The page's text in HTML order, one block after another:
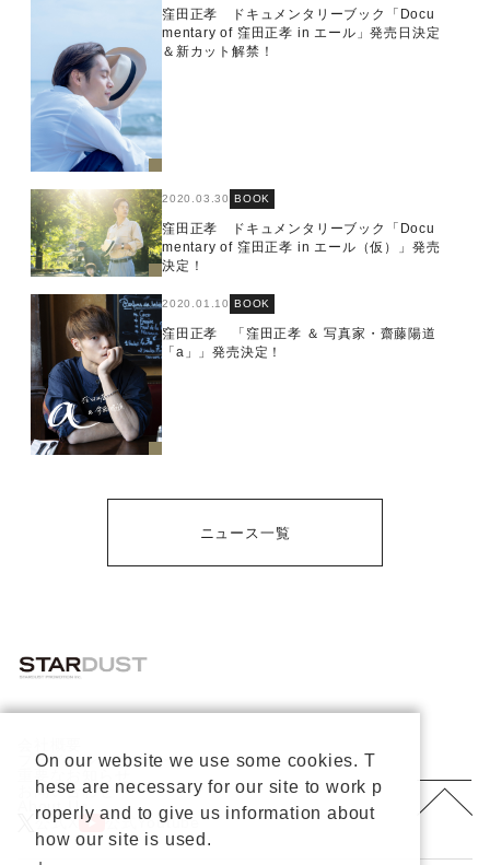
窪田正孝 ドキュメンタリーブック「Docu
mentary of 窪田正孝 in エール」発売日決定
＆新カット解禁！
2020.03.30 BOOK
窪田正孝 ドキュメンタリーブック「Docu
mentary of 窪田正孝 in エール（仮）」発売
決定！
2020.01.10 BOOK
窪田正孝 「窪田正孝 ＆ 写真家・齋藤陽道
「a」」発売決定！
ニュース一覧
プライバシーポリシー
お問い合わせ
About Us
公式X
公式Youtube
On our website we use some cookies. T
hese are necessary for our site to work p
roperly and to give us information about
how our site is used.